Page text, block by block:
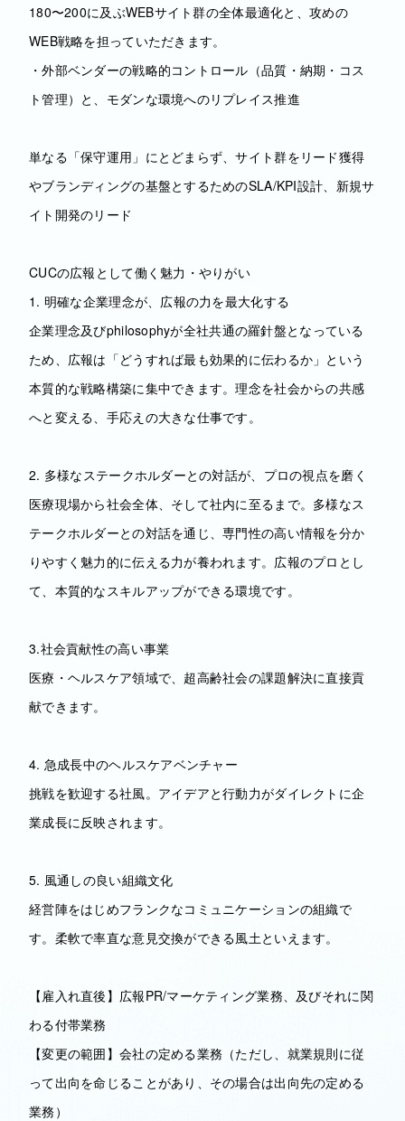
180〜200に及ぶWEBサイト群の全体最適化と、攻めの
WEB戦略を担っていただきます。
・外部ベンダーの戦略的コントロール（品質・納期・コス
ト管理）と、モダンな環境へのリプレイス推進
単なる「保守運用」にとどまらず、サイト群をリード獲得
やブランディングの基盤とするためのSLA/KPI設計、新規サ
イト開発のリード
CUCの広報として働く魅力・やりがい
1. 明確な企業理念が、広報の力を最大化する
企業理念及びphilosophyが全社共通の羅針盤となっている
ため、広報は「どうすれば最も効果的に伝わるか」という
本質的な戦略構築に集中できます。理念を社会からの共感
へと変える、手応えの大きな仕事です。
2. 多様なステークホルダーとの対話が、プロの視点を磨く
医療現場から社会全体、そして社内に至るまで。多様なス
テークホルダーとの対話を通じ、専門性の高い情報を分か
りやすく魅力的に伝える力が養われます。広報のプロとし
て、本質的なスキルアップができる環境です。
3.社会貢献性の高い事業
医療・ヘルスケア領域で、超高齢社会の課題解決に直接貢
献できます。
4. 急成長中のヘルスケアベンチャー
挑戦を歓迎する社風。アイデアと行動力がダイレクトに企
業成長に反映されます。
5. 風通しの良い組織文化
経営陣をはじめフランクなコミュニケーションの組織で
す。柔軟で率直な意見交換ができる風土といえます。
【雇入れ直後】広報PR/マーケティング業務、及びそれに関
わる付帯業務
【変更の範囲】会社の定める業務（ただし、就業規則に従
って出向を命じることがあり、その場合は出向先の定める
業務）